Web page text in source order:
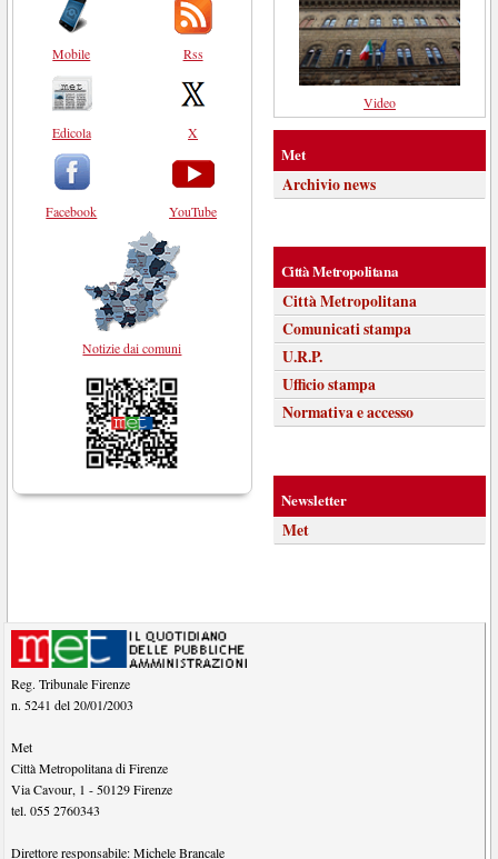
Mobile
Edicola
Facebook
Rss
X
YouTube
Notizie dai comuni
Video
Met
Archivio news
Città Metropolitana
Città Metropolitana
Comunicati stampa
U.R.P.
Ufficio stampa
Normativa e accesso
Newsletter
Met
Reg. Tribunale Firenze
n. 5241 del 20/01/2003
Met
Città Metropolitana di Firenze
Via Cavour, 1 - 50129 Firenze
tel.055 2760343
Direttore responsabile:Michele Brancale